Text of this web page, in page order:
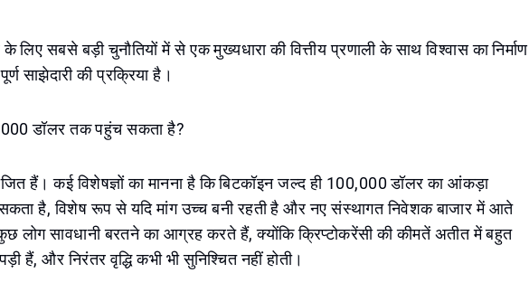
के लिए सबसे बड़ी चुनौतियों में से एक मुख्यधारा की वित्तीय प्रणाली के साथ विश्वास का निर्माण
साझेदारी की प्रक्रिया है।
डॉलर तक पहुंच सकता है?
हैं। कई विशेषज्ञों का मानना है कि बिटकॉइन जल्द ही 100,000 डॉलर का आंकड़ा
है, विशेष रूप से यदि मांग उच्च बनी रहती है और नए संस्थागत निवेशक बाजार में आते
लोग सावधानी बरतने का आग्रह करते हैं, क्योंकि क्रिप्टोकरेंसी की कीमतें अतीत में बहुत
हैं, और निरंतर वृद्धि कभी भी सुनिश्चित नहीं होती।